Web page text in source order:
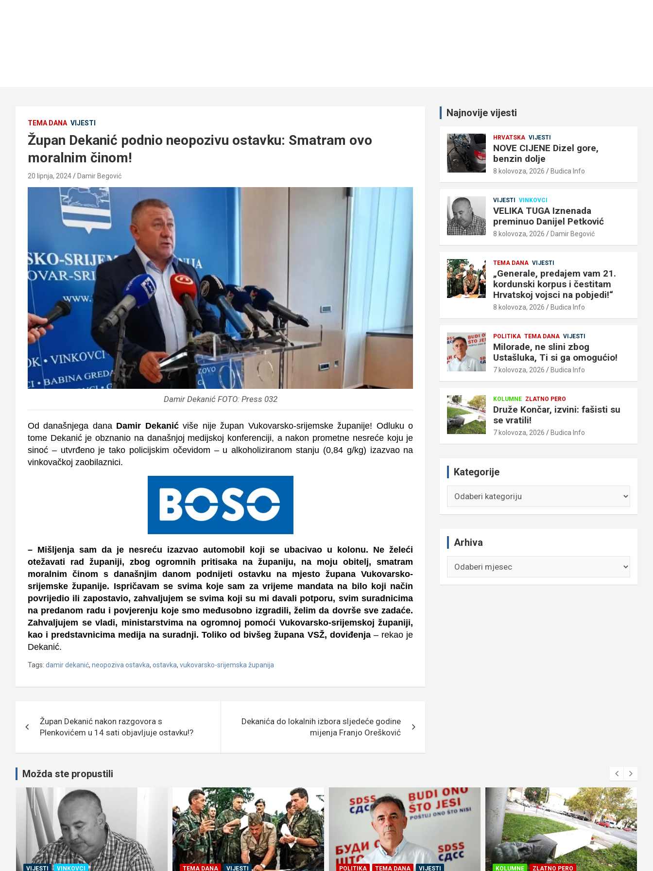
TEMA DANA VIJESTI
Župan Dekanić podnio neopozivu ostavku: Smatram ovo
moralnim činom!
20 lipnja, 2024 Damir Begović
Damir Dekanić FOTO: Press 032
Od današnjega danaDamir Dekanićviše nije župan Vukovarsko-srijemske županije! Odluku o
tome Dekanić je obznanio na današnjoj medijskoj konferenciji, a nakon prometne nesreće koju je
sinoć – utvrđeno je tako policijskim očevidom – u alkoholiziranom stanju (0,84 g/kg) izazvao na
vinkovačkoj zaobilaznici.
– Mišljenja sam da je nesreću izazvao automobil koji se ubacivao u kolonu. Ne želeći
otežavati rad županiji, zbog ogromnih pritisaka na županiju, na moju obitelj, smatram
moralnim činom s današnjim danom podnijeti ostavku na mjesto župana Vukovarsko-
srijemske županije. Ispričavam se svima koje sam za vrijeme mandata na bilo koji način
povrijedio ili zapostavio, zahvaljujem se svima koji su mi davali potporu, svim suradnicima
na predanom radu i povjerenju koje smo međusobno izgradili, želim da dovrše sve zadaće.
Zahvaljujem se vladi, ministarstvima na ogromnoj pomoći Vukovarsko-srijemskoj županiji,
kao i predstavnicima medija na suradnji. Toliko od bivšeg župana VSŽ, doviđenja– rekao je
Dekanić.
Tags: damir dekanić, neopoziva ostavka, ostavka, vukovarsko-srijemska županija
objava
Župan Dekanić nakon razgovora s
Plenkovićem u 14 sati objavljuje ostavku!?
Dekanića do lokalnih izbora sljedeće godine
mijenja Franjo Orešković
Najnovije vijesti
HRVATSKA VIJESTI
NOVE CIJENE Dizel gore,
benzin dolje
8 kolovoza, 2026 Budica Info
VIJESTI VINKOVCI
VELIKA TUGA Iznenada
preminuo Danijel Petković
8 kolovoza, 2026 Damir Begović
TEMA DANA VIJESTI
„Generale, predajem vam 21.
kordunski korpus i čestitam
Hrvatskoj vojsci na pobjedi!“
8 kolovoza, 2026 Budica Info
POLITIKA TEMA DANA VIJESTI
Milorade, ne slini zbog
Ustašluka, Ti si ga omogućio!
7 kolovoza, 2026 Budica Info
KOLUMNE ZLATNO PERO
Druže Končar, izvini: fašisti su
se vratili!
7 kolovoza, 2026 Budica Info
Kategorije
Arhiva
Možda ste propustili
VIJESTI VINKOVCI TEMA DANA VIJESTI POLITIKA TEMA DANA VIJESTI KOLUMNE ZLATNO PERO